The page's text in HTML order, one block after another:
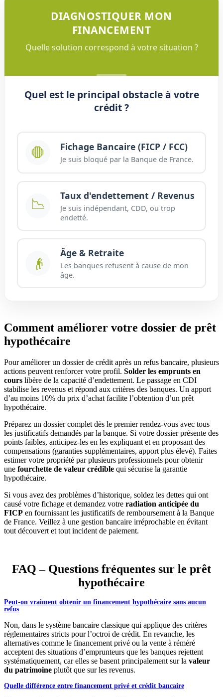
DIAGNOSTIQUER MON
FINANCEMENT
Quelle solution correspond à votre situation ?
Quel est le principal obstacle à votre
crédit ?
🛑 Fichage Bancaire (FICP / FCC)
Je suis bloqué par la Banque de France.
📉 Taux d'endettement / Revenus
Je suis indépendant, CDD, ou trop
endetté.
👴
Âge & Retraite
Les banques refusent à cause de mon
âge.
Comment améliorer votre dossier de prêt
hypothécaire
Pour améliorer un dossier de crédit après un refus bancaire, plusieurs
actions peuvent renforcer votre profil. Solder les emprunts en
cours libère de la capacité d’endettement. Le passage en CDI
stabilise les revenus et répond aux critères des banques. Un apport
d’au moins 10% du prix d’achat facilite l’obtention d’un prêt
hypothécaire.
Préparez un dossier complet dès le premier rendez-vous avec tous
les justificatifs demandés par la banque. Si votre dossier présente des
points faibles, anticipez-les en les expliquant et en proposant des
compensations (garanties supplémentaires, apport plus élevé). Faites
estimer votre propriété par plusieurs professionnels pour obtenir
une fourchette de valeur crédible qui sécurise la garantie
hypothécaire.
Si vous avez des problèmes d’historique, soldez les dettes qui ont
causé votre fichage et demandez votre radiation anticipée du
FICP en fournissant les justificatifs de remboursement à la Banque
de France. Veillez à une gestion bancaire irréprochable en évitant
tout découvert et tout incident de paiement.
FAQ – Questions fréquentes sur le prêt
hypothécaire
Peut-on vraiment obtenir un financement hypothécaire sans aucun
refus
Non, dans le système bancaire classique qui applique des critères
réglementaires stricts pour l’octroi de crédit. En revanche, les
alternatives comme le financement privé ou la vente à réméré
acceptent des situations d’emprunteurs que les banques rejettent
systématiquement, car elles se basent principalement sur la valeur
du patrimoine plutôt que sur les revenus.
Quelle différence entre financement privé et crédit bancaire